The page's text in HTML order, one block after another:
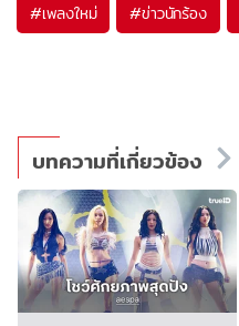
#เพลงใหม่ #ข่าวนักร้อง
บทความที่เกี่ยวข้อง